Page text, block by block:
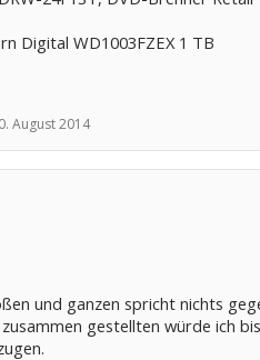
Digital WD1003FZEX 1 TB
August 2014
und ganzen spricht nichts
gestellten würde ich